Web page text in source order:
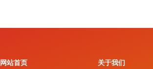
网站首页 关于我们